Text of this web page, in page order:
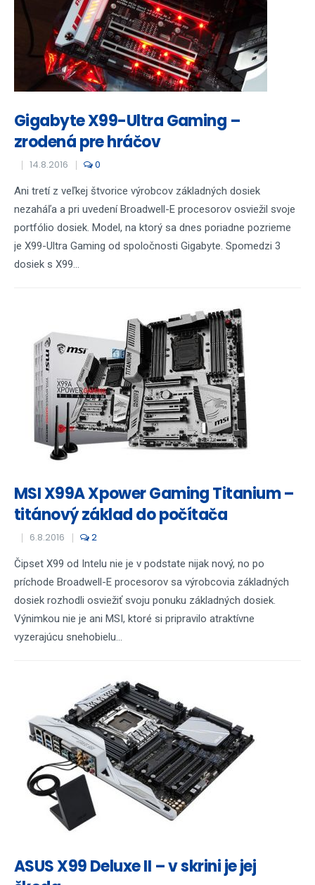
Gigabyte X99-Ultra Gaming –
zrodená pre hráčov
14.8.2016 0
Ani tretí z veľkej štvorice výrobcov základných dosiek
nezaháľa a pri uvedení Broadwell-E procesorov osviežil svoje
portfólio dosiek. Model, na ktorý sa dnes poriadne pozrieme
je X99-Ultra Gaming od spoločnosti Gigabyte. Spomedzi 3
dosiek s X99...
MSI X99A Xpower Gaming Titanium –
titánový základ do počítača
6.8.2016 2
Čipset X99 od Intelu nie je v podstate nijak nový, no po
príchode Broadwell-E procesorov sa výrobcovia základných
dosiek rozhodli osviežiť svoju ponuku základných dosiek.
Výnimkou nie je ani MSI, ktoré si pripravilo atraktívne
vyzerajúcu snehobielu...
ASUS X99 Deluxe II – v skrini je jej